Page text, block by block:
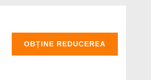
OBȚINE REDUCEREA